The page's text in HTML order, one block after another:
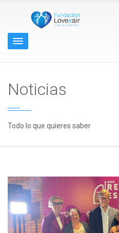
Noticias
Todo lo que quieres saber